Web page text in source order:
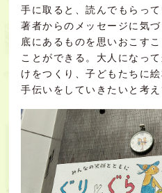
手に取ると、読んでもらっ
著者からのメッセージに気
底にあるものを思いおこす
ことができる。大人になっ
けをつくり、子どもたちに
手伝いをしていきたいと考え